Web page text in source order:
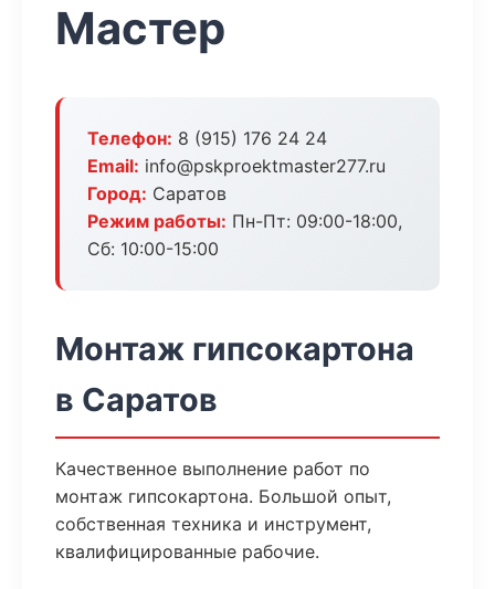
Мастер
Телефон: 8 (915) 176 24 24
Email: info@pskproektmaster277.ru
Город: Саратов
Режим работы: Пн-Пт: 09:00-18:00,
Сб: 10:00-15:00
Монтаж гипсокартона
в Саратов
Качественное выполнение работ по
монтаж гипсокартона. Большой опыт,
собственная техника и инструмент,
квалифицированные рабочие.